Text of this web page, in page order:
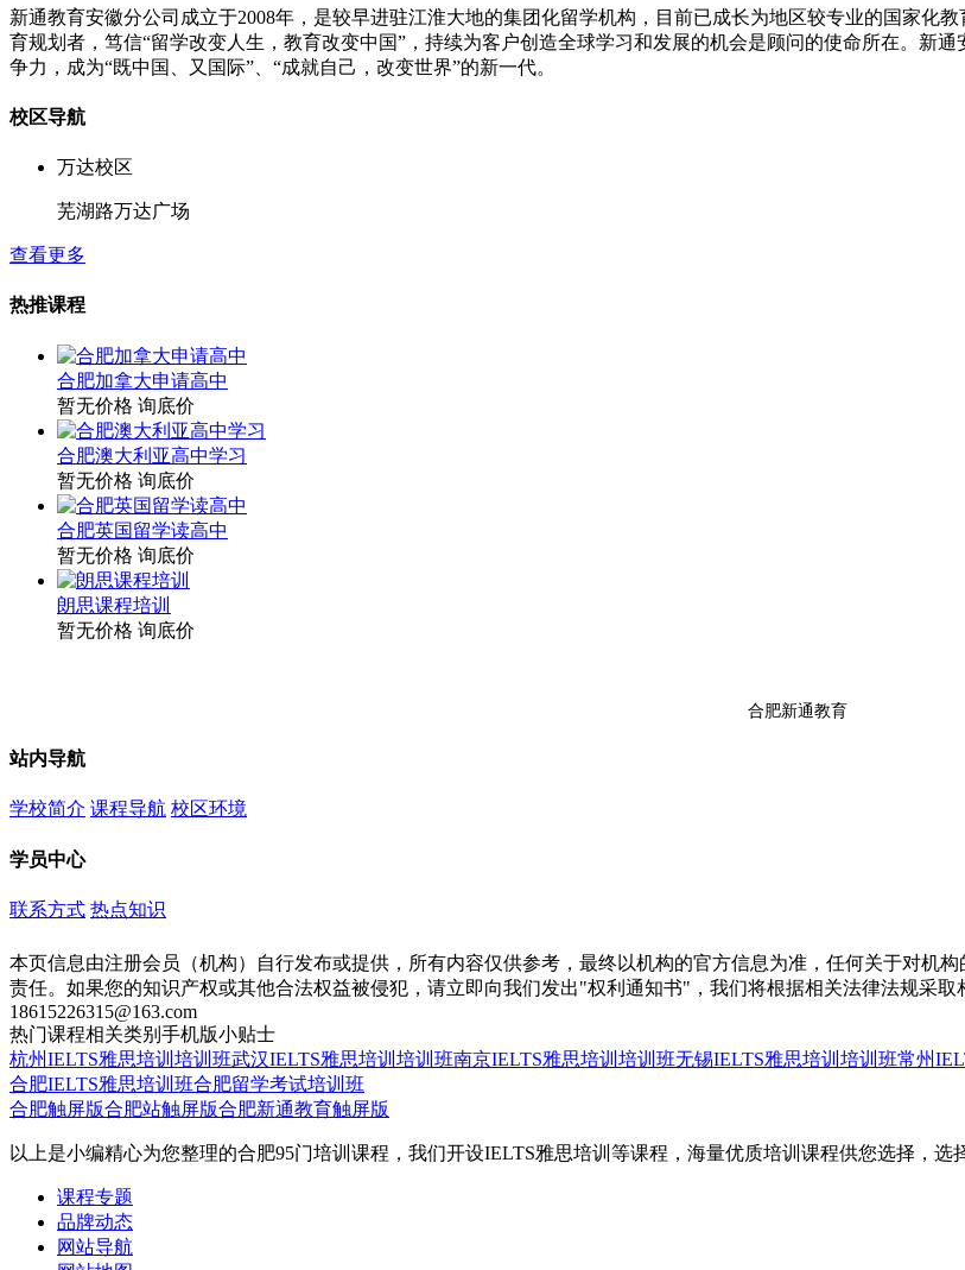
新通教育安徽分公司成立于2008年，是较早进驻江淮大地的集团化留学机构，目前已成长为地区较专业的国家化
育规划者，笃信“留学改变人生，教育改变中国”，持续为客户创造全球学习和发展的机会是顾问的使命所在。新
争力，成为“既中国、又国际”、“成就自己，改变世界”的新一代。
校区导航
万达校区
芜湖路万达广场
查看更多
热推课程
合肥加拿大申请高中
暂无价格 询底价
合肥澳大利亚高中学习
暂无价格 询底价
合肥英国留学读高中
暂无价格 询底价
朗思课程培训
暂无价格 询底价
合肥新通教育
站内导航
学校简介 课程导航 校区环境
学员中心
联系方式 热点知识
本页信息由注册会员（机构）自行发布或提供，所有内容仅供参考，最终以机构的官方信息为准，任何关于对机
责任。如果您的知识产权或其他合法权益被侵犯，请立即向我们发出"权利通知书"，我们将根据相关法律法规采
18615226315@163.com
热门课程相关类别 手机版小贴士
杭州IELTS雅思培训培训班武汉IELTS雅思培训培训班南京IELTS雅思培训培训班无锡IELTS雅思培训培训班常州
合肥IELTS雅思培训班合肥留学考试培训班
合肥触屏版合肥站触屏版合肥新通教育触屏版
以上是小编精心为您整理的合肥95门培训课程，我们开设IELTS雅思培训等课程，海量优质培训课程供您选择，选
课程专题
品牌动态
网站导航